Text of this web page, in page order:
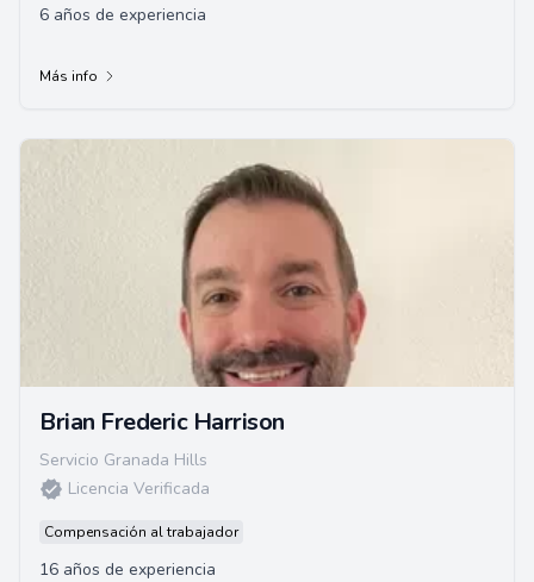
6 años de experiencia
Más info
Brian Frederic Harrison
Servicio Granada Hills
Licencia Verificada
Compensación al trabajador
16 años de experiencia